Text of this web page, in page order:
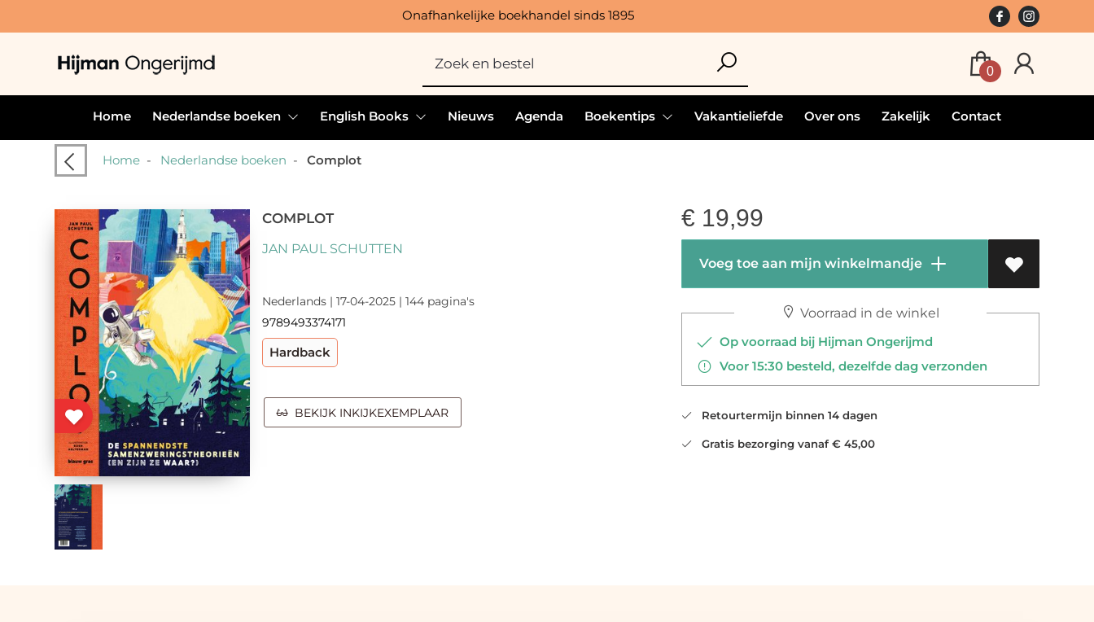
Onafhankelijke boekhandel sinds 1895
0
Home Nederlandse boeken English Books Nieuws Agenda Boekentips Vakantieliefde Over ons Zakelijk Contact
Home - Nederlandse boeken - Complot
COMPLOT
JAN PAUL SCHUTTEN
Nederlands | 17-04-2025 | 144 pagina's
9789493374171
Hardback
BEKIJK INKIJKEXEMPLAAR
€ 19,99
Voeg toe aan mijn winkelmandje
Voorraad in de winkel
Op voorraad bij Hijman Ongerijmd
Voor 15:30 besteld, dezelfde dag verzonden
Retourtermijn binnen 14 dagen
Gratis bezorging vanaf € 45,00